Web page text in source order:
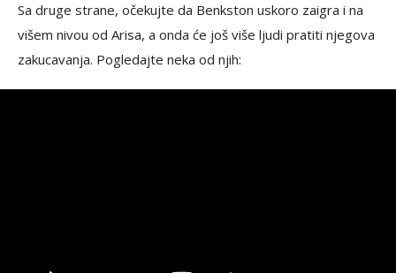
Sa druge strane, očekujte da Benkston uskoro zaigra i na
višem nivou od Arisa, a onda će još više ljudi pratiti njegova
zakucavanja. Pogledajte neka od njih: